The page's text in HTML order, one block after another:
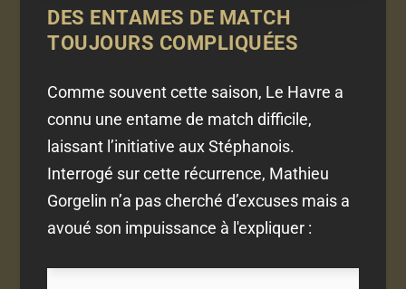
DES ENTAMES DE MATCH
TOUJOURS COMPLIQUÉES
Comme souvent cette saison, Le Havre a
connu une entame de match difficile,
laissant l’initiative aux Stéphanois.
Interrogé sur cette récurrence, Mathieu
Gorgelin n’a pas cherché d’excuses mais a
avoué son impuissance à l'expliquer :